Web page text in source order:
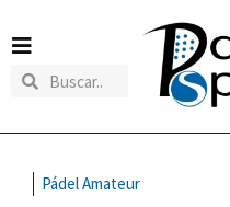
Pádel Amateur